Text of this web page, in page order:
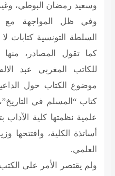
وسعيد رمضان البوطي،
وفي ظل المواجهة مع
السلطة التونسية كتابات لا
كما تقول المصادر، منها
للكاتب المغربي عبد
موضوع الكتاب حول
كتاب “المسلم في
علمية نظمتها كلية
أساتذة الكلية، وافتتحها
العلمي.
ولم يقتصر الأمر على